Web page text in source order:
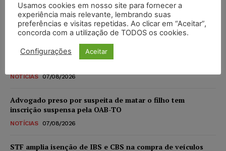
Carlos Henrique Abrão - 07/08/2026
Meta é alvo de denúncia após anúncios com conteúdo
sexual infantil gerado por IA circularem em suas
NOTÍCIAS 07/08/2026
Advogado preso por suspeita de matar o filho tem
inscrição suspensa pela OAB-TO
NOTÍCIAS 07/08/2026
STF amplia isenção de IBS e CBS na compra de veículos
Usamos cookies em nosso site para fornecer a
experiência mais relevante, lembrando suas
preferências e visitas repetidas. Ao clicar em “Aceitar”,
concorda com a utilização de TODOS os cookies.
Configurações Aceitar